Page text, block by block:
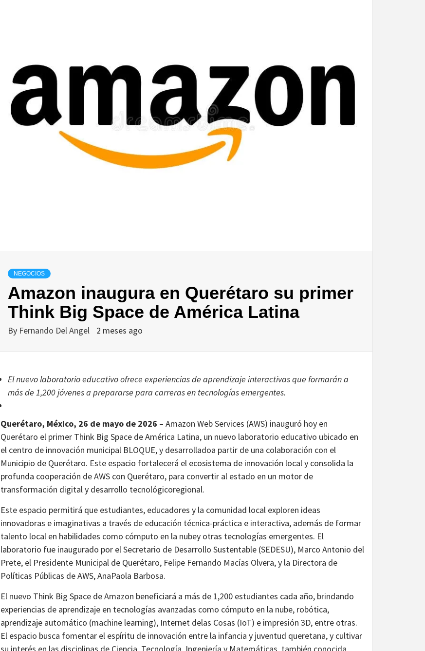
NEGOCIOS
Amazon inaugura en Querétaro su primer
Think Big Space de América Latina
By Fernando Del Angel 2 meses ago
El nuevo laboratorio educativo ofrece experiencias de aprendizaje interactivas que formarán a
más de 1,200 jóvenes a prepararse para carreras en tecnologías emergentes.
Querétaro, México, 26 de mayo de 2026 – Amazon Web Services (AWS) inauguró hoy en
Querétaro el primer Think Big Space de América Latina, un nuevo laboratorio educativo ubicado en
el centro de innovación municipal BLOQUE, y desarrolladoa partir de una colaboración con el
Municipio de Querétaro. Este espacio fortalecerá el ecosistema de innovación local y consolida la
profunda cooperación de AWS con Querétaro, para convertir al estado en un motor de
transformación digital y desarrollo tecnológicoregional.
Este espacio permitirá que estudiantes, educadores y la comunidad local exploren ideas
innovadoras e imaginativas a través de educación técnica-práctica e interactiva, además de formar
talento local en habilidades como cómputo en la nubey otras tecnologías emergentes. El
laboratorio fue inaugurado por el Secretario de Desarrollo Sustentable (SEDESU), Marco Antonio del
Prete, el Presidente Municipal de Querétaro, Felipe Fernando Macías Olvera, y la Directora de
Políticas Públicas de AWS, AnaPaola Barbosa.
El nuevo Think Big Space de Amazon beneficiará a más de 1,200 estudiantes cada año, brindando
experiencias de aprendizaje en tecnologías avanzadas como cómputo en la nube, robótica,
aprendizaje automático (machine learning), Internet delas Cosas (IoT) e impresión 3D, entre otras.
El espacio busca fomentar el espíritu de innovación entre la infancia y juventud queretana, y cultivar